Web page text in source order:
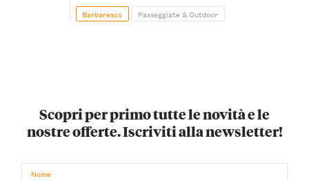
Barbaresco Passeggiate & Outdoor
Scopri per primo tutte le novità e le
nostre offerte. Iscriviti alla newsletter!
Nome